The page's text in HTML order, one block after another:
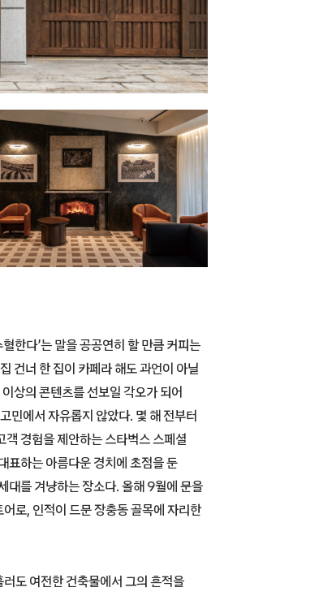
한다’는 말을 공공연히 할 만큼 커피는
건너 한 집이 카페라 해도 과언이 아닐
상의 콘텐츠를 선보일 각오가 되어
민에서 자유롭지 않았다. 몇 해 전부터
객 경험을 제안하는 스타벅스 스페셜
표하는 아름다운 경치에 초점을 둔
대를 겨냥하는 장소다. 올해 9월에 문을
로, 인적이 드문 장충동 골목에 자리한
도 여전한 건축물에서 그의 흔적을